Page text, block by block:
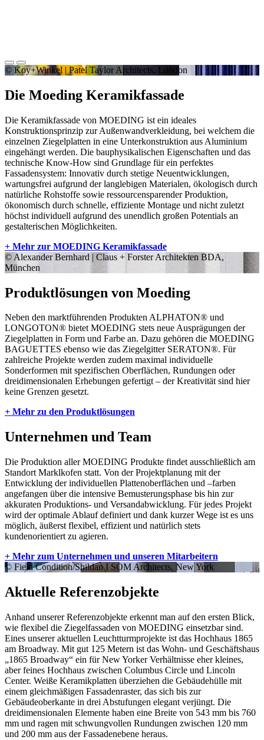
© Koy+Winkel | Patel Taylor Architects, London
Die Moeding Keramikfassade
Die Keramikfassade von MOEDING ist ein ideales
Konstruktionsprinzip zur Außenwandverkleidung, bei welchem die
einzelnen Ziegelplatten in eine Unterkonstruktion aus Aluminium
eingehängt werden. Die bauphysikalischen Eigenschaften und das
technische Know-How sind Grundlage für ein perfektes
Fassadensystem: Innovativ durch stetige Neuentwicklungen,
wartungsfrei aufgrund der langlebigen Materialen, ökologisch durch
natürliche Rohstoffe sowie ressourcensparender Produktion,
ökonomisch durch schnelle, effiziente Montage und nicht zuletzt
höchst individuell aufgrund des unendlich großen Potentials an
gestalterischen Möglichkeiten.
+ Mehr zur MOEDING Keramikfassade
© Alexander Bernhard | Claus + Forster Architekten BDA,
München
Produktlösungen von Moeding
Neben den marktführenden Produkten ALPHATON® und
LONGOTON® bietet MOEDING stets neue Ausprägungen der
Ziegelplatten in Form und Farbe an. Dazu gehören die MOEDING
BAGUETTES ebenso wie das Ziegelgitter SERATON®. Für
zahlreiche Projekte werden zudem maximal individuelle
Sonderformen mit spezifischen Oberflächen, Rundungen oder
dreidimensionalen Erhebungen gefertigt – der Kreativität sind hier
keine Grenzen gesetzt.
+ Mehr zu den Produktlösungen
Unternehmen und Team
Die Produktion aller MOEDING Produkte findet ausschließlich am
Standort Marklkofen statt. Von der Projektplanung mit der
Entwicklung der individuellen Plattenoberflächen und –farben
angefangen über die intensive Bemusterungsphase bis hin zur
akkuraten Produktions- und Versandabwicklung. Für jedes Projekt
wird der optimale Ablauf definiert und dank kurzer Wege ist es uns
möglich, äußerst flexibel, effizient und natürlich stets
kundenorientiert zu agieren.
+ Mehr zum Unternehmen und unseren Mitarbeitern
© Field Condition/Shildan I SOM Architects, New York
Aktuelle Referenzobjekte
Anhand unserer Referenzobjekte erkennt man auf den ersten Blick,
wie flexibel die Ziegelfassaden von MOEDING einsetzbar sind.
Eines unserer aktuellen Leuchtturmprojekte ist das Hochhaus 1865
am Broadway. Mit gut 125 Metern ist das Wohn- und Geschäftshaus
„1865 Broadway“ ein für New Yorker Verhältnisse eher kleines,
aber feines Hochhaus zwischen Columbus Circle und Lincoln
Center. Weiße Keramikplatten überziehen die Gebäudehülle mit
einem gleichmäßigen Fassadenraster, das sich bis zur
Gebäudeoberkante in drei Abstufungen elegant verjüngt. Die
dreidimensionalen Elemente haben eine Breite von 543 mm bis 760
mm und ragen mit schwungvollen Rundungen zwischen 120 mm
und 200 mm aus der Fassadenebene heraus.